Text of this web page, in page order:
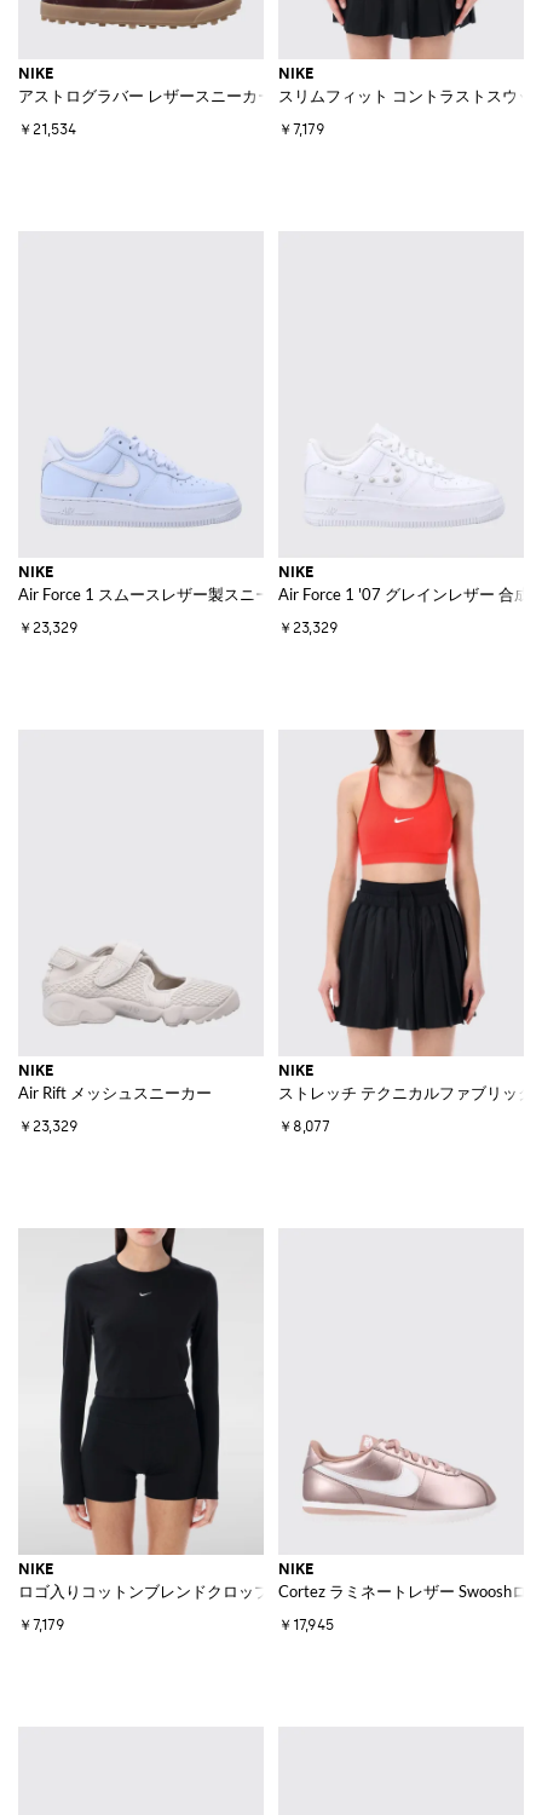
NIKE
アストログラバー レザースニーカー
￥21,534
NIKE
スリムフィット コントラストスウ
￥7,179
NIKE
Air Force 1 スムースレザー製スニーカー、パンチングトゥとSwooshロゴ
￥23,329
NIKE
Air Force 1 '07 グレインレザー 合成
￥23,329
NIKE
Air Rift メッシュスニーカー
￥23,329
NIKE
ストレッチ テクニカルファブリック
￥8,077
NIKE
ロゴ入りコットンブレンドクロップドTシャツ
￥7,179
NIKE
Cortez ラミネートレザー Swooshロ
￥17,945